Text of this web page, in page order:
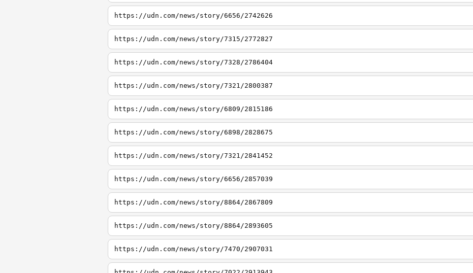
https://udn.com/news/story/6656/2742626
https://udn.com/news/story/7315/2772827
https://udn.com/news/story/7328/2786404
https://udn.com/news/story/7321/2800387
https://udn.com/news/story/6809/2815186
https://udn.com/news/story/6898/2828675
https://udn.com/news/story/7321/2841452
https://udn.com/news/story/6656/2857039
https://udn.com/news/story/8864/2867809
https://udn.com/news/story/8864/2893605
https://udn.com/news/story/7470/2907031